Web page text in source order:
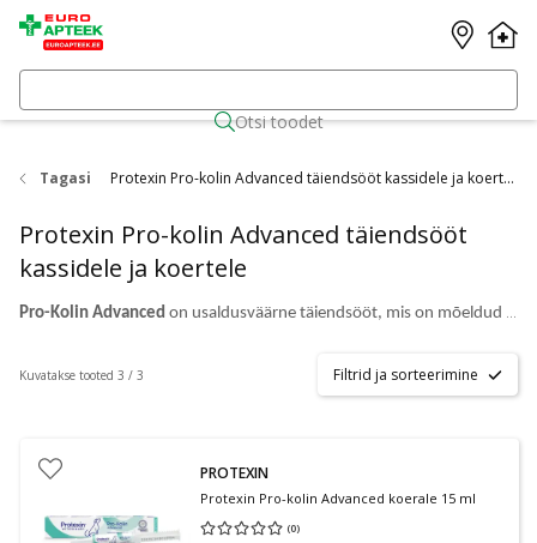
Otsi toodet
Tagasi Protexin Pro-kolin Advanced täiendsööt kassidele ja koertele
Protexin Pro-kolin Advanced täiendsööt
kassidele ja koertele
Pro-Kolin Advanced on usaldusväärne täiendsööt, mis on mõeldud seedetrakti toetamiseks kõhulahtisuse ja seedimisprobleemide korral. See aitab taastada soolestiku loomulikku tasakaalu ja toetada seedesüsteemi paranemist.
Kuvatakse tooted 3 / 3 Filtrid ja sorteerimine
PROTEXIN
Protexin Pro-kolin Advanced koerale 15 ml
(0)
Keskmine hinnang 0.00